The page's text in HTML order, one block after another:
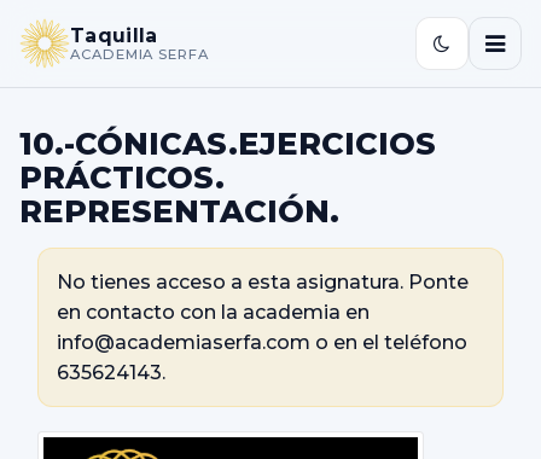
Taquilla
ACADEMIA SERFA
10.-CÓNICAS.EJERCICIOS
PRÁCTICOS.
REPRESENTACIÓN.
No tienes acceso a esta asignatura. Ponte
en contacto con la academia en
info@academiaserfa.com o en el teléfono
635624143.